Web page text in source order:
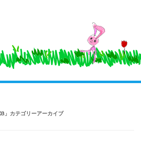
」カテゴリーアーカイブ